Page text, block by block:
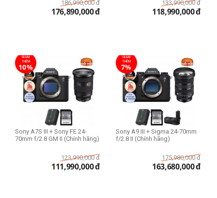
186,990,000 đ
176,890,000đ
133,990,000 đ
118,990,000đ
GIẢM
THÊM
10%
Sony A7S III + Sony FE 24-
70mm f/2.8 GM II (Chính hãng)
123,990,000 đ
111,990,000đ
GIẢM
THÊM
7%
Sony A9 III + Sigma 24-70mm
f/2.8 II (Chính hãng)
175,980,000 đ
163,680,000đ